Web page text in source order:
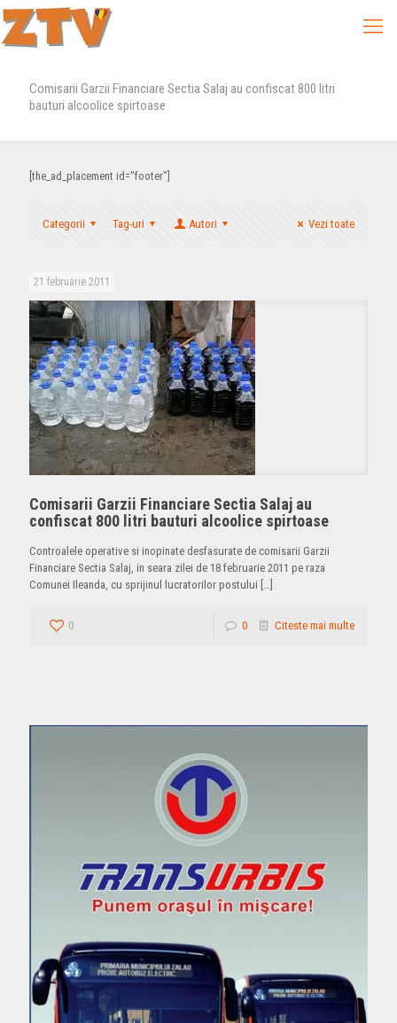
Comisarii Garzii Financiare Sectia Salaj au confiscat 800 litri
bauturi alcoolice spirtoase
[the_ad_placement id="footer"]
Categorii Tag-uri Autori Vezi toate
21 februarie 2011
Comisarii Garzii Financiare Sectia Salaj au
confiscat 800 litri bauturi alcoolice spirtoase
Controalele operative si inopinate desfasurate de comisarii Garzii
Financiare Sectia Salaj, in seara zilei de 18 februarie 2011 pe raza
Comunei Ileanda, cu sprijinul lucratorilor postului […]
0 0 Citeste mai multe